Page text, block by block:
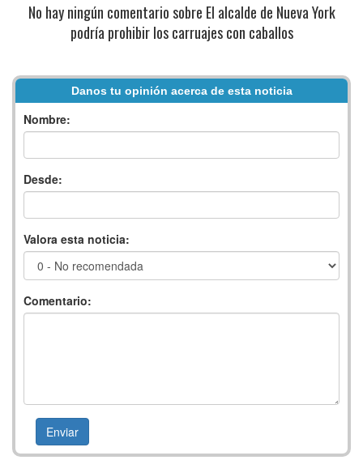
No hay ningún comentario sobre El alcalde de Nueva York
podría prohibir los carruajes con caballos
Danos tu opinión acerca de esta noticia
Nombre:
Desde:
Valora esta noticia:
Comentario: